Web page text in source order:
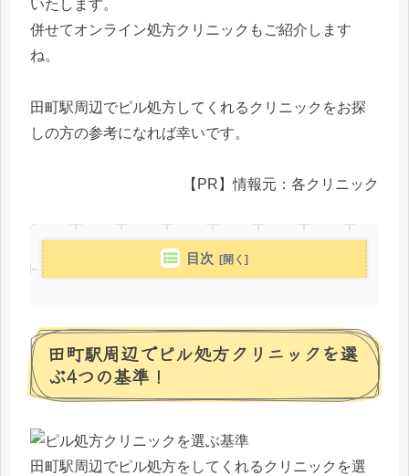
いたします。
併せてオンライン処方クリニックもご紹介します
ね。
田町駅周辺でピル処方してくれるクリニックをお探
しの方の参考になれば幸いです。
【PR】情報元：各クリニック
目次
田町駅周辺でピル処方クリニックを選
ぶ4つの基準！
田町駅周辺でピル処方をしてくれるクリニックを選